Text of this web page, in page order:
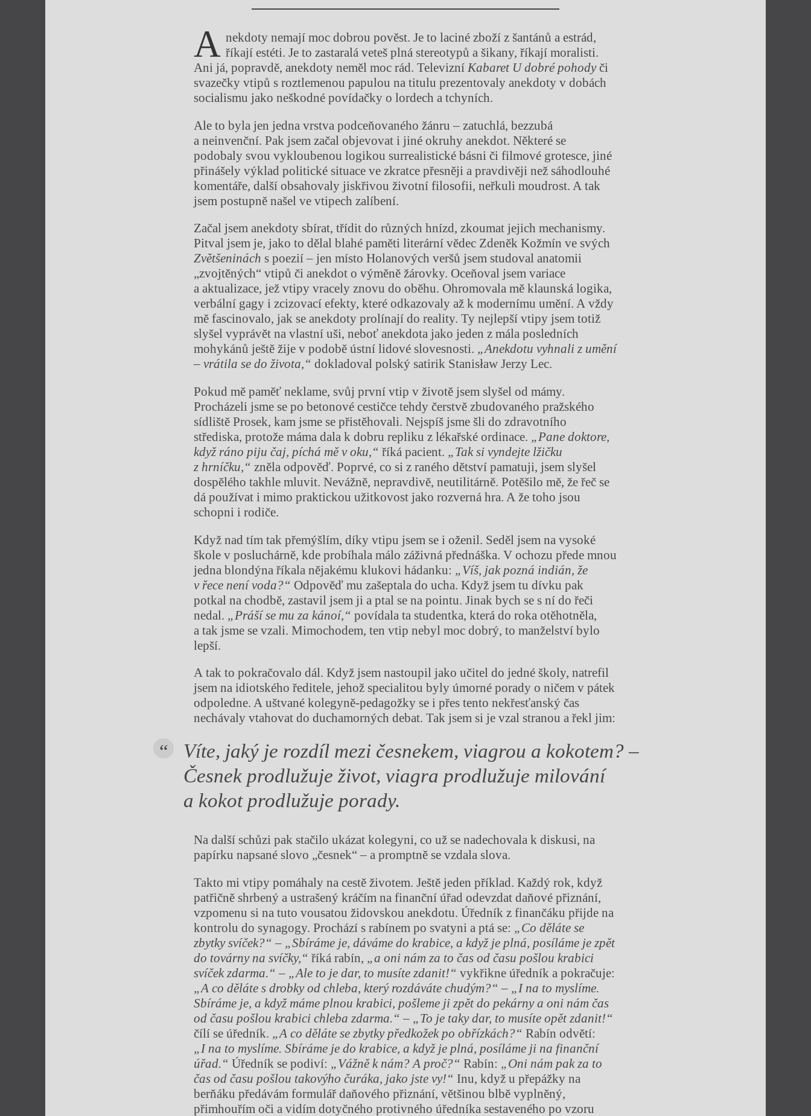
A nekdoty nemají moc dobrou pověst. Je to laciné zboží z šantánů a estrád,
říkají estéti. Je to zastaralá veteš plná stereotypů a šikany, říkají moralisti.
Ani já, popravdě, anekdoty neměl moc rád. Televizní Kabaret U dobré pohodyči
svazečky vtipů s roztlemenou papulou na titulu prezentovaly anekdoty v dobách
socialismu jako neškodné povídačky o lordech a tchyních.
Ale to byla jen jedna vrstva podceňovaného žánru – zatuchlá, bezzubá
a neinvenční. Pak jsem začal objevovat i jiné okruhy anekdot. Některé se
podobaly svou vykloubenou logikou surrealistické básni či filmové grotesce, jiné
přinášely výklad politické situace ve zkratce přesněji a pravdivěji než sáhodlouhé
komentáře, další obsahovaly jiskřivou životní filosofii, neřkuli moudrost. A tak
jsem postupně našel ve vtipech zalíbení.
Začal jsem anekdoty sbírat, třídit do různých hnízd, zkoumat jejich mechanismy.
Pitval jsem je, jako to dělal blahé paměti literární vědec Zdeněk Kožmín ve svých
Zvětšeninách s poezií – jen místo Holanových veršů jsem studoval anatomii
„zvojtěných“ vtipů či anekdot o výměně žárovky. Oceňoval jsem variace
a aktualizace, jež vtipy vracely znovu do oběhu. Ohromovala mě klaunská logika,
verbální gagy i zcizovací efekty, které odkazovaly až k modernímu umění. A vždy
mě fascinovalo, jak se anekdoty prolínají do reality. Ty nejlepší vtipy jsem totiž
slyšel vyprávět na vlastní uši, neboť anekdota jako jeden z mála posledních
mohykánů ještě žije v podobě ústní lidové slovesnosti. „Anekdotu vyhnali z umění
– vrátila se do života,“ dokladoval polský satirik Stanisław Jerzy Lec.
Pokud mě paměť neklame, svůj první vtip v životě jsem slyšel od mámy.
Procházeli jsme se po betonové cestičce tehdy čerstvě zbudovaného pražského
sídliště Prosek, kam jsme se přistěhovali. Nejspíš jsme šli do zdravotního
střediska, protože máma dala k dobru repliku z lékařské ordinace. „Pane doktore,
když ráno piju čaj, píchá mě v oku,“ říká pacient. „Tak si vyndejte lžičku
z hrníčku,“ zněla odpověď. Poprvé, co si z raného dětství pamatuji, jsem slyšel
dospělého takhle mluvit. Nevážně, nepravdivě, neutilitárně. Potěšilo mě, že řeč se
dá používat i mimo praktickou užitkovost jako rozverná hra. A že toho jsou
schopni i rodiče.
Když nad tím tak přemýšlím, díky vtipu jsem se i oženil. Seděl jsem na vysoké
škole v posluchárně, kde probíhala málo záživná přednáška. V ochozu přede mnou
jedna blondýna říkala nějakému klukovi hádanku: „Víš, jak pozná indián, že
v řece není voda?“ Odpověď mu zašeptala do ucha. Když jsem tu dívku pak
potkal na chodbě, zastavil jsem ji a ptal se na pointu. Jinak bych se s ní do řeči
nedal. „Práší se mu za kánoí,“ povídala ta studentka, která do roka otěhotněla,
a tak jsme se vzali. Mimochodem, ten vtip nebyl moc dobrý, to manželství bylo
lepší.
A tak to pokračovalo dál. Když jsem nastoupil jako učitel do jedné školy, natrefil
jsem na idiotského ředitele, jehož specialitou byly úmorné porady o ničem v pátek
odpoledne. A uštvané kolegyně-pedagožky se i přes tento nekřesťanský čas
nechávaly vtahovat do duchamorných debat. Tak jsem si je vzal stranou a řekl jim:
Víte, jaký je rozdíl mezi česnekem, viagrou a kokotem? –
Česnek prodlužuje život, viagra prodlužuje milování
a kokot prodlužuje porady.
Na další schůzi pak stačilo ukázat kolegyni, co už se nadechovala k diskusi, na
papírku napsané slovo „česnek“ – a promptně se vzdala slova.
Takto mi vtipy pomáhaly na cestě životem. Ještě jeden příklad. Každý rok, když
patřičně shrbený a ustrašený kráčím na finanční úřad odevzdat daňové přiznání,
vzpomenu si na tuto vousatou židovskou anekdotu. Úředník z finančáku přijde na
kontrolu do synagogy. Prochází s rabínem po svatyni a ptá se: „Co děláte se
zbytky svíček?“– „Sbíráme je, dáváme do krabice, a když je plná, posíláme je zpět
do továrny na svíčky,“ říká rabín, „a oni nám za to čas od času pošlou krabici
svíček zdarma.“ – „Ale to je dar, to musíte zdanit!“ vykřikne úředník a pokračuje:
„A co děláte s drobky od chleba, který rozdáváte chudým?“ – „I na to myslíme.
Sbíráme je, a když máme plnou krabici, pošleme ji zpět do pekárny a oni nám čas
od času pošlou krabici chleba zdarma.“ – „To je taky dar, to musíte opět zdanit!“
čílí se úředník. „A co děláte se zbytky předkožek po obřízkách?“ Rabín odvětí:
„I na to myslíme. Sbíráme je do krabice, a když je plná, posíláme ji na finanční
úřad.“ Úředník se podiví: „Vážně k nám? A proč?“ Rabín: „Oni nám pak za to
čas od času pošlou takovýho čuráka, jako jste vy!“ Inu, když u přepážky na
berňáku předávám formulář daňového přiznání, většinou blbě vyplněný,
přimhouřím oči a vidím dotyčného protivného úředníka sestaveného po vzoru